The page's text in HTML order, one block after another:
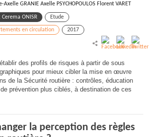
Axelle GRANIE Axelle PSYCHOPOULOS Florent VARET
Cerema ONISR Etude
en circulation 2017
des profils de risques à partir de sous
pour mieux cibler la mise en œuvre
de la Sécurité routière : contrôles, éducation
prévention plus ciblés, à destination de ces
la perception des règles